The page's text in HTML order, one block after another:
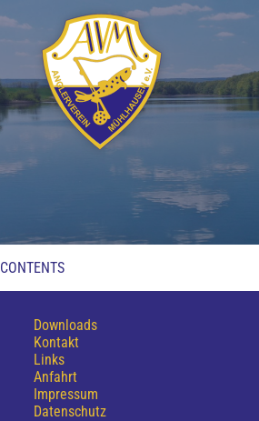
CONTENTS
Downloads
Kontakt
Links
Anfahrt
Impressum
Datenschutz